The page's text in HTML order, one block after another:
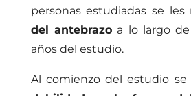
personas estudiadas se
del antebrazo a lo largo
años del estudio.
Al comienzo del estudio